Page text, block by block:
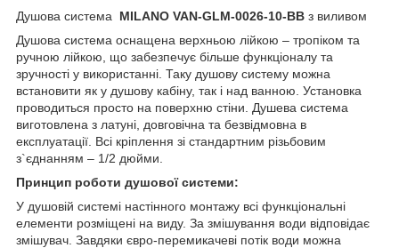
Душова система MILANO VAN-GLM-0026-10-BB з виливом
Душова система оснащена верхньою лійкою – тропіком та
ручною лійкою, що забезпечує більше функціоналу та
зручності у використанні. Таку душову систему можна
встановити як у душову кабіну, так і над ванною. Установка
проводиться просто на поверхню стіни. Душева система
виготовлена з латуні, довговічна та безвідмовна в
експлуатації. Всі кріплення зі стандартним різьбовим
з`єднанням – 1/2 дюйми.
Принцип роботи душової системи:
У душовій системі настінного монтажу всі функціональні
елементи розміщені на виду. За змішування води відповідає
змішувач. Завдяки євро-перемикачеві потік води можна